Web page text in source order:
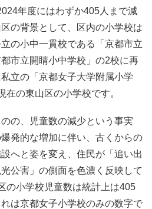
年度にはわずか405人まで減
の背景として、区内の小学校は
の小中一貫校である「京都市立
市立開睛小中学校」の2校に再
立の「京都女子大学附属小学
の東山区の小学校です。
の、児童数の減少という事実
発的な増加に伴い、古くからの
へと姿を変え、住民が「追い出
公害」の側面を色濃く反映して
の小学校児童数は統計上は405
は京都女子小学校のみの数字で